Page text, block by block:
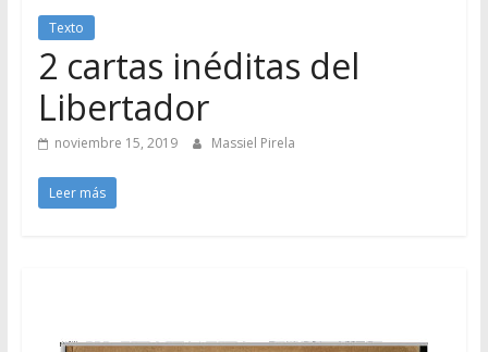
Texto
2 cartas inéditas del
Libertador
noviembre 15, 2019 Massiel Pirela
Leer más